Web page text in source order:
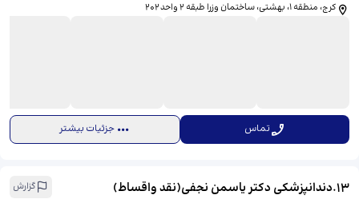
کرج، منطقه ۱، بهشتى، ​ساختمان وزرا طبقه ۲ واحد ۲۰۲
تماس جزئیات بیشتر
13
.دندانپزشکی دکتر یاسمن نجفی(نقد واقساط)
گزارش